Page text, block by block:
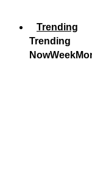
Trending
Trending
NowWeek